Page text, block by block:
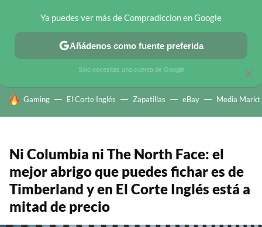
CHOLLOS TELEGRAM OFERTAS EN MÓVILES OFERTAS EN
HOY SE HABLA DE
Gaming El Corte Inglés Zapatillas eBay Media Markt
Ni Columbia ni The North Face: el
mejor abrigo que puedes fichar es de
Timberland y en El Corte Inglés está a
mitad de precio
×
Ya puedes ver más de Compradiccion en Google
Añádenos como fuente preferida
Solo necesitas una cuenta de Google